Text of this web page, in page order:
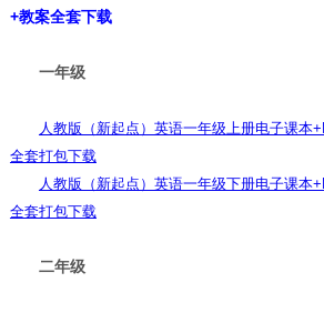
+教案全套下载
一年级
人教版（新起点）英语一年级上册电子课本
全套打包下载
人教版（新起点）英语一年级下册电子课本
全套打包下载
二年级